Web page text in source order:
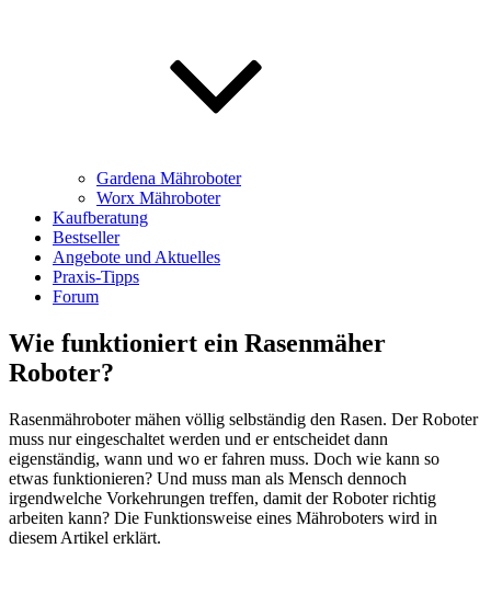
Gardena Mähroboter
Worx Mähroboter
Kaufberatung
Bestseller
Angebote und Aktuelles
Praxis-Tipps
Forum
Wie funktioniert ein Rasenmäher
Roboter?
Rasenmähroboter mähen völlig selbständig den Rasen. Der Roboter
muss nur eingeschaltet werden und er entscheidet dann
eigenständig, wann und wo er fahren muss. Doch wie kann so
etwas funktionieren? Und muss man als Mensch dennoch
irgendwelche Vorkehrungen treffen, damit der Roboter richtig
arbeiten kann? Die Funktionsweise eines Mähroboters wird in
diesem Artikel erklärt.